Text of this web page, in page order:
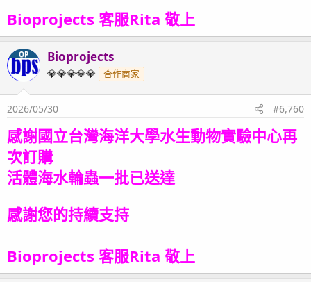
Bioprojects 客服Rita 敬上
OP Bioprojects
💎💎💎💎💎 合作商家
2026/05/30 #6,760
感謝國立台灣海洋大學水生動物實驗中心再
次訂購
活體海水輪蟲一批已送達
感謝您的持續支持
Bioprojects 客服Rita 敬上